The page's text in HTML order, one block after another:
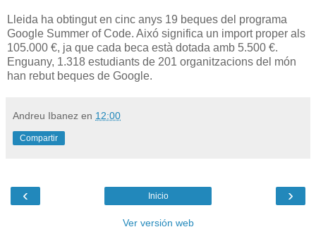
Lleida ha obtingut en cinc anys 19 beques del programa
Google Summer of Code. Aixó significa un import proper als
105.000 €, ja que cada beca està dotada amb 5.500 €.
Enguany, 1.318 estudiants de 201 organitzacions del món
han rebut beques de Google.
Andreu Ibanez en 12:00
Compartir
‹ ›
Inicio
Ver versión web